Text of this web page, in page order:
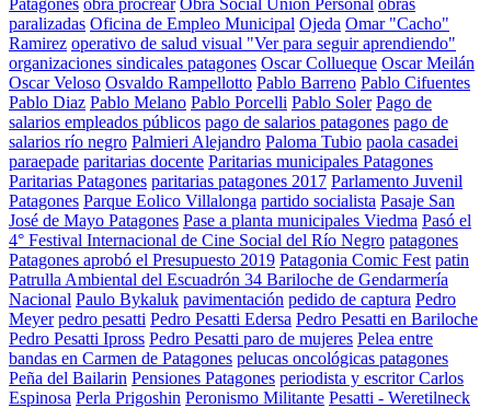
paralizadas Oficina de Empleo Municipal Ojeda Omar "Cacho"
Ramirez operativo de salud visual "Ver para seguir aprendiendo"
organizaciones sindicales patagones Oscar Collueque Oscar Meilán
Oscar Veloso Osvaldo Rampellotto Pablo Barreno Pablo Cifuentes
Pablo Diaz Pablo Melano Pablo Porcelli Pablo Soler Pago de
salarios empleados públicos pago de salarios patagones pago de
salarios río negro Palmieri Alejandro Paloma Tubio paola casadei
paraepade paritarias docente Paritarias municipales Patagones
Paritarias Patagones paritarias patagones 2017 Parlamento Juvenil
Patagones Parque Eolico Villalonga partido socialista Pasaje San
José de Mayo Patagones Pase a planta municipales Viedma Pasó el
4° Festival Internacional de Cine Social del Río Negro patagones
Patagones aprobó el Presupuesto 2019 Patagonia Comic Fest patin
Patrulla Ambiental del Escuadrón 34 Bariloche de Gendarmería
Nacional Paulo Bykaluk pavimentación pedido de captura Pedro
Meyer pedro pesatti Pedro Pesatti Edersa Pedro Pesatti en Bariloche
Pedro Pesatti Ipross Pedro Pesatti paro de mujeres Pelea entre
bandas en Carmen de Patagones pelucas oncológicas patagones
Peña del Bailarin Pensiones Patagones periodista y escritor Carlos
Espinosa Perla Prigoshin Peronismo Militante Pesatti - Weretilneck